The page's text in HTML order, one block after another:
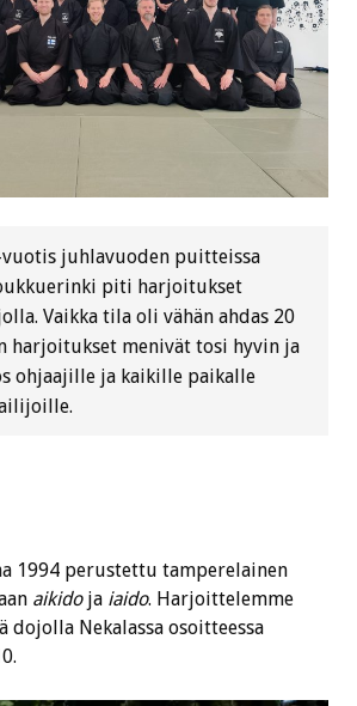
vuotis juhlavuoden puitteissa
piti harjoitukset
Vaikka tila oli vähän ahdas 20
harjoitukset menivät tosi hyvin ja
ohjaajille ja kaikille paikalle
1994 perustettu tamperelainen
aikidoja iaido. Harjoittelemme
dojolla Nekalassa osoitteessa